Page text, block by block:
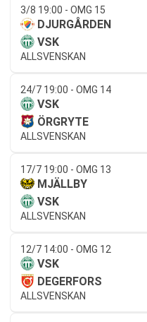
3/8 19:00 - OMG 15
DJURGÅRDEN
VSK
ALLSVENSKAN
24/7 19:00 - OMG 14
VSK
ÖRGRYTE
ALLSVENSKAN
17/7 19:00 - OMG 13
MJÄLLBY
VSK
ALLSVENSKAN
12/7 14:00 - OMG 12
VSK
DEGERFORS
ALLSVENSKAN